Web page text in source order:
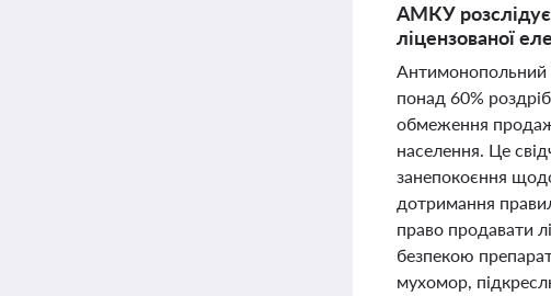
АМКУ розслідує
ліцензованої
Антимонопольний
понад 60%
обмеження
населення. Це
занепокоєння
дотримання правил
право продавати
безпекою
мухомор,